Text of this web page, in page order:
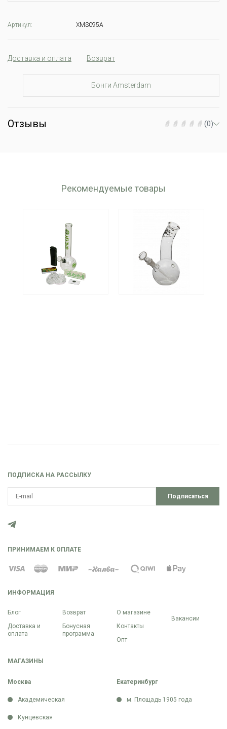
Артикул: XMS095A
Доставка и оплата Возврат
Бонги Amsterdam
Отзывы (0)
Рекомендуемые товары
ИНФОРМАЦИЯ
Блог
Доставка и
оплата
Возврат
Бонусная
программа
О магазине
Контакты
Опт
Вакансии
МАГАЗИНЫ
Москва
Академическая
Кунцевская
Екатеринбург
м. Площадь 1905 года
ПОДПИСКА НА РАССЫЛКУ
Подписаться
ПРИНИМАЕМ К ОПЛАТЕ